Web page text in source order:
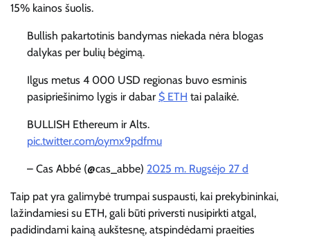
15% kainos šuolis.
Bullish pakartotinis bandymas niekada nėra blogas
dalykas per bulių bėgimą.
Ilgus metus 4 000 USD regionas buvo esminis
pasipriešinimo lygis ir dabar $ ETH tai palaikė.
BULLISH Ethereum ir Alts.
pic.twitter.com/oymx9pdfmu
– Cas Abbé (@cas_abbe) 2025 m. Rugsėjo 27 d
Taip pat yra galimybė trumpai suspausti, kai prekybininkai,
lažindamiesi su ETH, gali būti priversti nusipirkti atgal,
padidindami kainą aukštesnę, atspindėdami praeities